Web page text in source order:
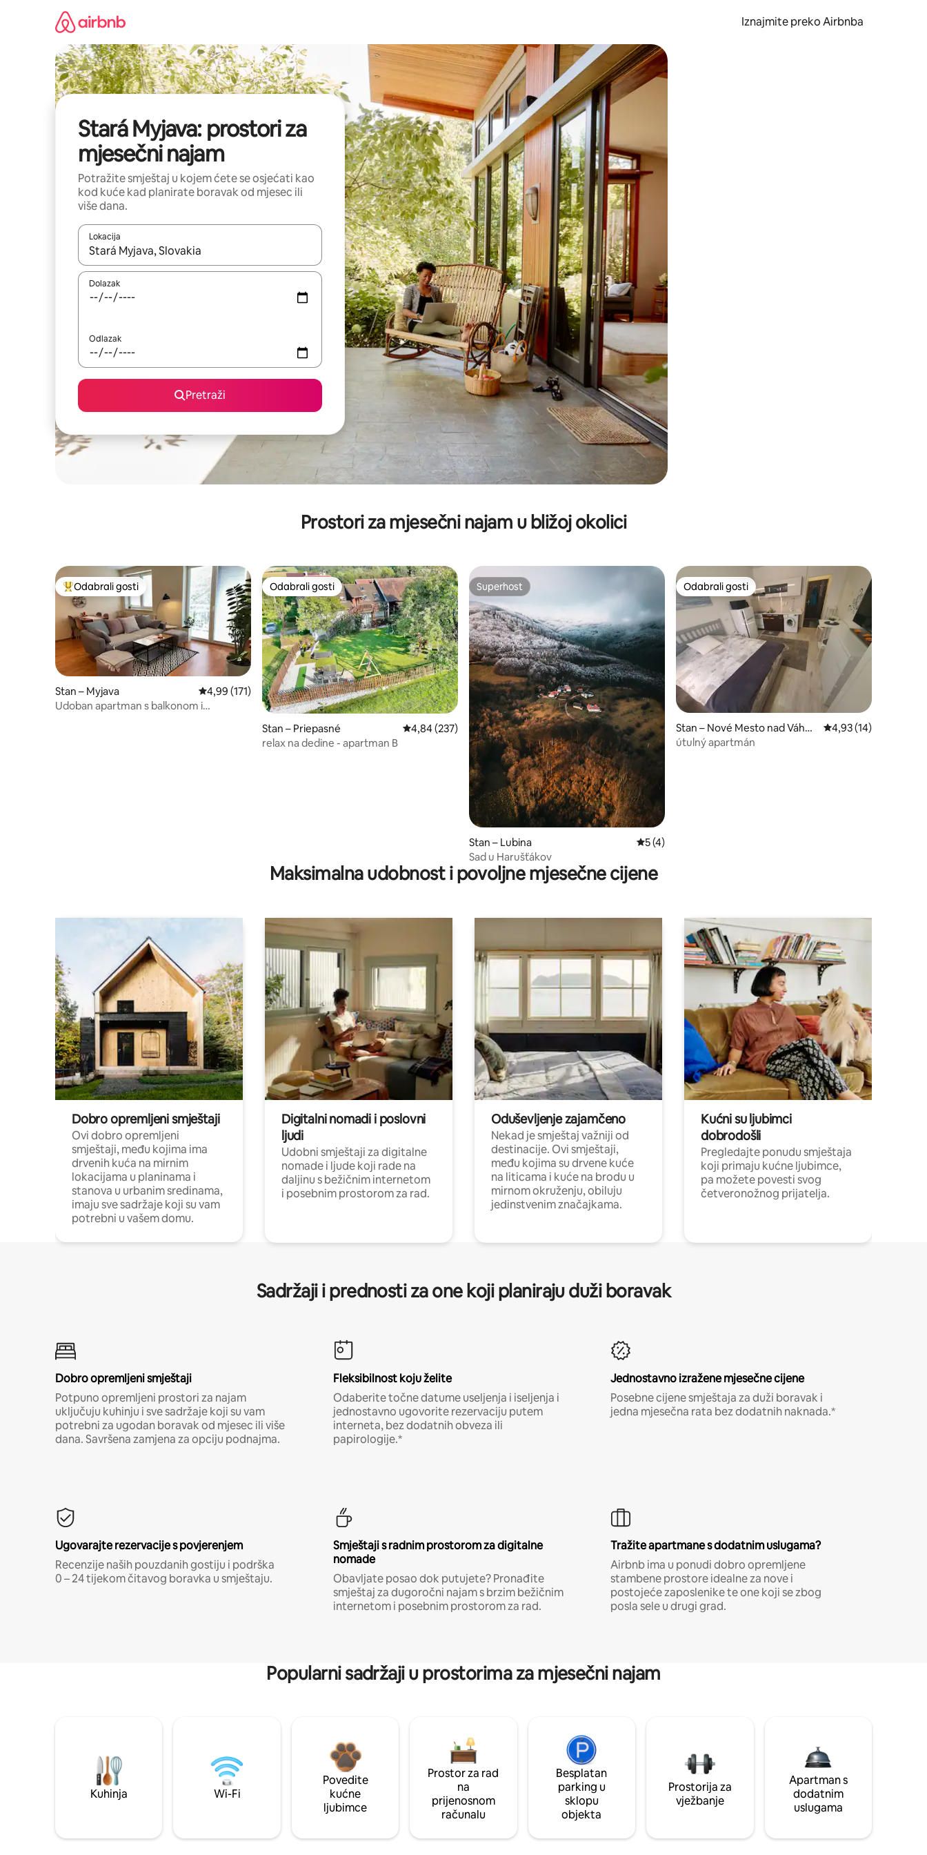
Iznajmite preko Airbnba
Stará Myjava: prostori za
mjesečni najam
Potražite smještaj u kojem ćete se osjećati kao
kod kuće kad planirate boravak od mjesec ili
više dana.
Lokacija
Kada budu dostupni rezultati, moći ćete ih pregledati koristeći se strelicama prema gore i prema dolje, kao i dodirom ili prelaskom prstom po zaslonu.
Dolazak
Odlazak
Pretraži
Prostori za mjesečni najam u bližoj okolici
Među najviše rangiranima s oznakom „Odabrali gosti”
Odabrali gosti
Stan – Myjava Prosječna ocjena: 4,99/5, recenzija: 171
4,99 (171)
Udoban apartman s balkonom i
Odabrali gosti
Odabrali gosti
Stan – Priepasné Prosječna ocjena: 4,84/5, recenzija: 237
4,84 (237)
relax na dedine - apartman B
Superhost
Superhost
Stan – Lubina Prosječna ocjena: 5/5, recenzija: 4
5 (4)
Sad u Harušťákov
Odabrali gosti
Odabrali gosti
Stan – Nové Mesto nad Váho
m
Prosječna ocjena:
4,93 (14)
útulný apartmán
Maksimalna udobnost i povoljne mjesečne cijene
Dobro opremljeni smještaji
Ovi dobro opremljeni
smještaji, među kojima ima
drvenih kuća na mirnim
lokacijama u planinama i
stanova u urbanim sredinama,
imaju sve sadržaje koji su vam
potrebni u vašem domu.
Digitalni nomadi i poslovni
ljudi
Udobni smještaji za digitalne
nomade i ljude koji rade na
daljinu s bežičnim internetom
i posebnim prostorom za rad.
Oduševljenje zajamčeno
Nekad je smještaj važniji od
destinacije. Ovi smještaji,
među kojima su drvene kuće
na liticama i kuće na brodu u
mirnom okruženju, obiluju
jedinstvenim značajkama.
Kućni su ljubimci
dobrodošli
Pregledajte ponudu smještaja
koji primaju kućne ljubimce,
pa možete povesti svog
četveronožnog prijatelja.
Sadržaji i prednosti za one koji planiraju duži boravak
Dobro opremljeni smještaji
Potpuno opremljeni prostori za najam
uključuju kuhinju i sve sadržaje koji su vam
potrebni za ugodan boravak od mjesec ili više
dana. Savršena zamjena za opciju podnajma.
Fleksibilnost koju želite
Odaberite točne datume useljenja i iseljenja i
jednostavno ugovorite rezervaciju putem
interneta, bez dodatnih obveza ili
papirologije.*
Jednostavno izražene mjesečne cijene
Posebne cijene smještaja za duži boravak i
jedna mjesečna rata bez dodatnih naknada.*
Ugovarajte rezervacije s povjerenjem
Recenzije naših pouzdanih gostiju i podrška
0 – 24 tijekom čitavog boravka u smještaju.
Smještaji s radnim prostorom za digitalne
nomade
Obavljate posao dok putujete? Pronađite
smještaj za dugoročni najam s brzim bežičnim
internetom i posebnim prostorom za rad.
Tražite apartmane s dodatnim uslugama?
Airbnb ima u ponudi dobro opremljene
stambene prostore idealne za nove i
postojeće zaposlenike te one koji se zbog
posla sele u drugi grad.
Popularni sadržaji u prostorima za mjesečni najam
Kuhinja Wi-Fi
Povedite
kućne
ljubimce
Prostor za rad
na
prijenosnom
računalu
Besplatan
parking u
sklopu
objekta
Prostorija za
vježbanje
Apartman s
dodatnim
uslugama